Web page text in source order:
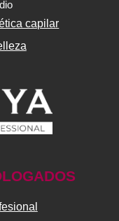
capilar